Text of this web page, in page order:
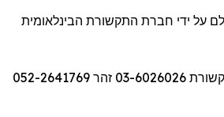
על ידי חברת התקשורת הבינלאומית
זהר 052-2641769